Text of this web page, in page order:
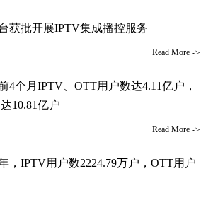
获批开展IPTV集成播控服务
Read More ->
4个月IPTV、OTT用户数达4.11亿户，
10.81亿户
Read More ->
，IPTV用户数2224.79万户，OTT用户